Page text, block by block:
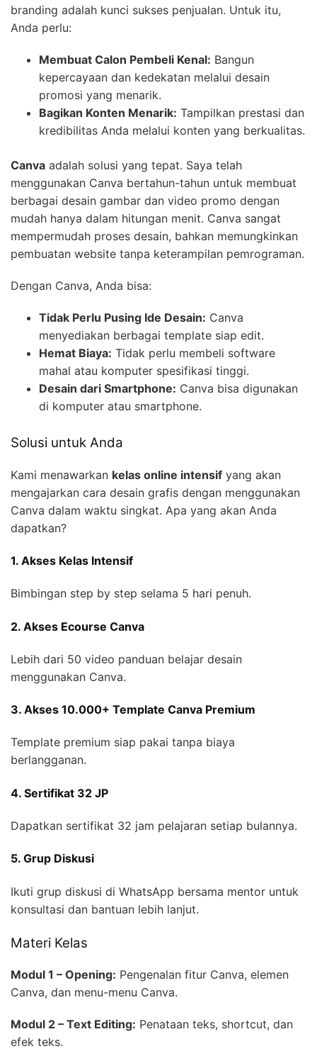
branding adalah kunci sukses penjualan. Untuk itu,
Anda perlu:
Membuat Calon Pembeli Kenal: Bangun
kepercayaan dan kedekatan melalui desain
promosi yang menarik.
Bagikan Konten Menarik: Tampilkan prestasi dan
kredibilitas Anda melalui konten yang berkualitas.
Canva adalah solusi yang tepat. Saya telah
menggunakan Canva bertahun-tahun untuk membuat
berbagai desain gambar dan video promo dengan
mudah hanya dalam hitungan menit. Canva sangat
mempermudah proses desain, bahkan memungkinkan
pembuatan website tanpa keterampilan pemrograman.
Dengan Canva, Anda bisa:
Tidak Perlu Pusing Ide Desain: Canva
menyediakan berbagai template siap edit.
Hemat Biaya: Tidak perlu membeli software
mahal atau komputer spesifikasi tinggi.
Desain dari Smartphone: Canva bisa digunakan
di komputer atau smartphone.
Solusi untuk Anda
Kami menawarkan kelas online intensif yang akan
mengajarkan cara desain grafis dengan menggunakan
Canva dalam waktu singkat. Apa yang akan Anda
dapatkan?
1. Akses Kelas Intensif
Bimbingan step by step selama 5 hari penuh.
2. Akses Ecourse Canva
Lebih dari 50 video panduan belajar desain
menggunakan Canva.
3. Akses 10.000+ Template Canva Premium
Template premium siap pakai tanpa biaya
berlangganan.
4. Sertifikat 32 JP
Dapatkan sertifikat 32 jam pelajaran setiap bulannya.
5. Grup Diskusi
Ikuti grup diskusi di WhatsApp bersama mentor untuk
konsultasi dan bantuan lebih lanjut.
Materi Kelas
Modul 1 – Opening: Pengenalan fitur Canva, elemen
Canva, dan menu-menu Canva.
Modul 2 – Text Editing: Penataan teks, shortcut, dan
efek teks.